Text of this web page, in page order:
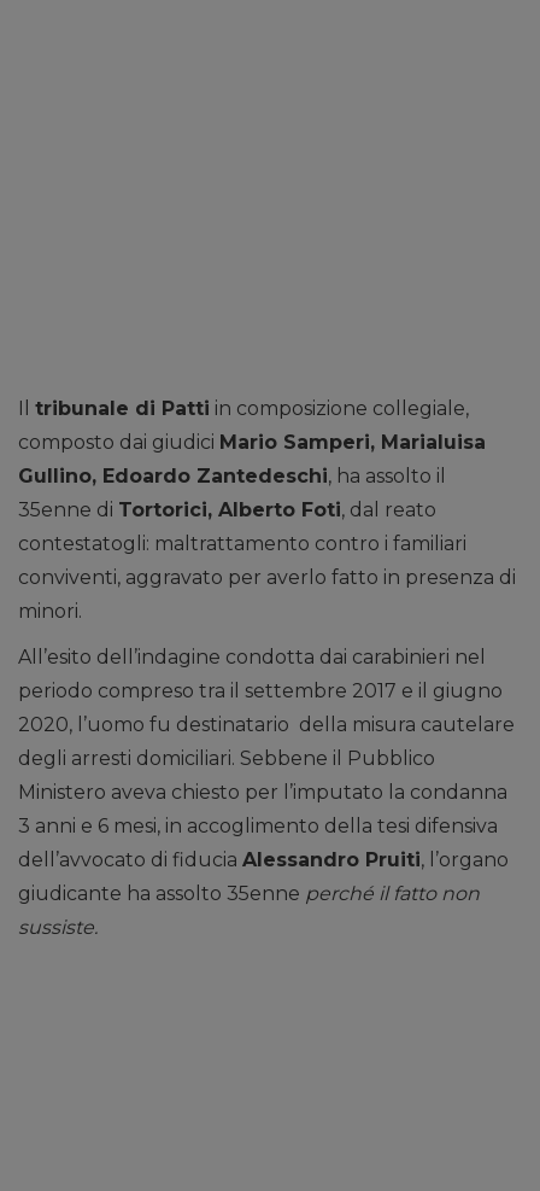
Il tribunale di Patti in composizione collegiale,
composto dai giudici Mario Samperi, Marialuisa
Gullino, Edoardo Zantedeschi, ha assolto il
35enne di Tortorici, Alberto Foti, dal reato
contestatogli: maltrattamento contro i familiari
conviventi, aggravato per averlo fatto in presenza di
minori.
All’esito dell’indagine condotta dai carabinieri nel
periodo compreso tra il settembre 2017 e il giugno
2020, l’uomo fu destinatario della misura cautelare
degli arresti domiciliari. Sebbene il Pubblico
Ministero aveva chiesto per l’imputato la condanna
3 anni e 6 mesi, in accoglimento della tesi difensiva
dell’avvocato di fiducia Alessandro Pruiti, l’organo
giudicante ha assolto 35enne perché il fatto non
sussiste.